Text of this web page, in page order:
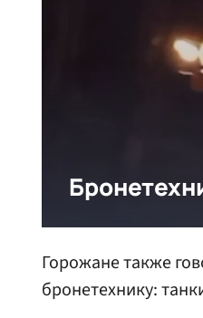
Горожане также
бронетехнику: